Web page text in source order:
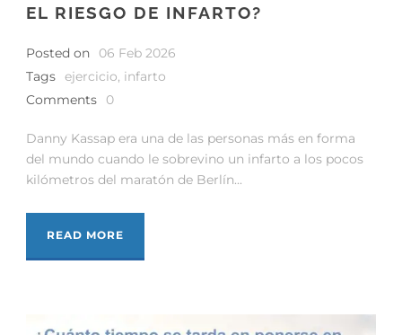
EL RIESGO DE INFARTO?
Posted on
06 Feb 2026
Tags ejercicio, infarto
Comments
0
Danny Kassap era una de las personas más en forma
del mundo cuando le sobrevino un infarto a los pocos
kilómetros del maratón de Berlín...
READ MORE